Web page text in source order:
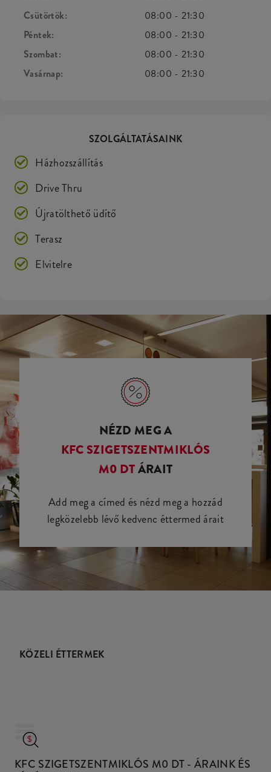
Csütörtök:
08:00 -21:30
Péntek:
08:00 -21:30
Szombat:
08:00 -21:30
Vasárnap:
08:00 -21:30
SZOLGÁLTATÁSAINK
Házhozszállítás
Drive Thru
Újratölthető üdítő
Terasz
Elvitelre
NÉZD MEG A
KFC SZIGETSZENTMIKLÓS
M0 DTÁRAIT
Add meg a címed és nézd meg a hozzád
legközelebb lévő kedvenc éttermed árait
KÖZELI ÉTTERMEK
KFC SZIGETSZENTMIKLÓS M0 DT- ÁRAINK ÉS